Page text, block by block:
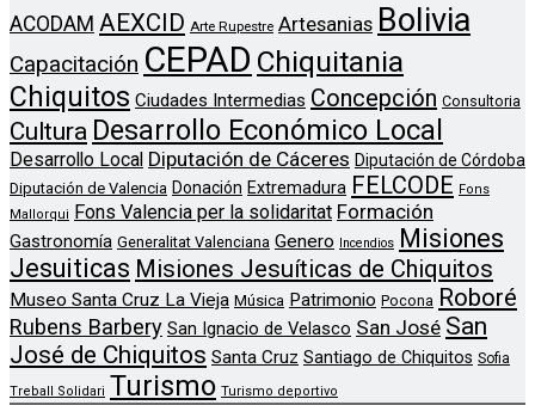
ACODAM AEXCID Arte Rupestre Artesanias Bolivia
Capacitación CEPAD Chiquitania
Chiquitos Ciudades Intermedias Concepción Consultoria
Cultura Desarrollo Económico Local
Desarrollo Local Diputación de Cáceres Diputación de Córdoba
Diputación de Valencia Donación Extremadura FELCODE Fons
Mallorqui
Fons Valencia per la solidaritat Formación
Gastronomía Generalitat Valenciana Genero Incendios
Misiones
Jesuiticas Misiones Jesuíticas de Chiquitos
Museo Santa Cruz La Vieja Música Patrimonio Pocona Roboré
Rubens Barbery San Ignacio de Velasco San José San
José de Chiquitos Santa Cruz Santiago de Chiquitos Sofia
Treball Solidari Turismo Turismo deportivo